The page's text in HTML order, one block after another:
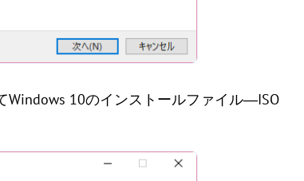
Windows 10のインストールファイル―ISO